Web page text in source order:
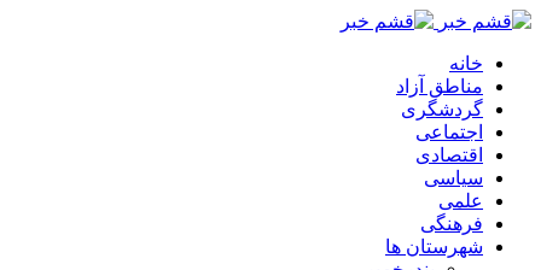
خانه
مناطق آزاد
گردشگری
اجتماعی
اقتصادی
سیاسی
علمی
فرهنگی
شهرستان ها